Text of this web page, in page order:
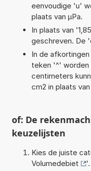
eenvoudige 'u'
plaats van µPa.
In plaats van
geschreven. De
In de
teken '^'
centimeters
cm2 in plaats
of: De
keuzelijsten
Kies de juiste
Volumedebiet
'.